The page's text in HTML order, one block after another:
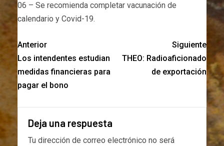
06 – Se recomienda completar vacunación de
calendario y Covid-19.
Anterior
Los intendentes estudian
medidas financieras para
pagar el bono
Siguiente
THEO: Radioaficionado
de exportación
Deja una respuesta
Tu dirección de correo electrónico no será